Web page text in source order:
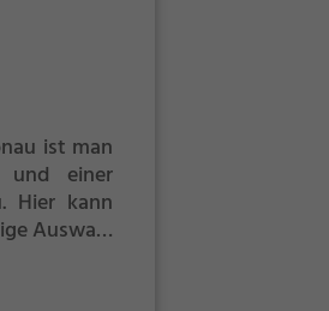
nur 5
einen
von der
ist man
und einer
Hier kann
Auswahl
deftigen
Ob